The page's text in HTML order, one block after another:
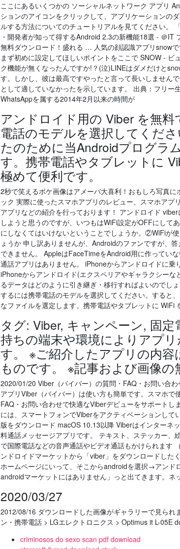
ここにあるいくつかの ソーシャルネットワーク アプリ
ションのアイコンをクリックして、アプリケーションの
ルする方法についてのチュートリアルを見てください。
・開発者が知って得するAndroid 2.3の新機能18選 - ＠
無料ダウンロード！盛れる … 人気の顔認識アプリsnow
まず初めに設定してほしいポイントをここで SNOW -
ク機能が無くなったんですか!？(泣)LINEはダメだけと
す。しかし、彼は最高ですやったと言って長いしません
として適していなかったを示しています。 出典：フリ
WhatsAppを属する2014年2月以来の時間が
アンドロイド用の Viber を無
電話のモデルを選択してくだ
たのために当Androidプログラ
す。携帯電話やタブレットに
極めて便利です。
2秒で笑えるボケ画像はアメーバ大喜利！おもしろ写真
ック 実際に使ったスマホアプリのレビュー、スマホア
アプリなどの紹介を行っております！ アンドロイド
しようと思うのですが、いつもはWiFi設定がOFFにし
にしなくてはいけないということでしょうか。②WiFiが
ょうか 申し訳ありませんが、Androidのファンですが、
できません。 AppleはFaceTimeをAndroid用に作ってい
通話アプリはありません。 iPhoneからアンドロイドに
iPhoneからアンドロイド(エクスペリアやギャラクシー
るデータはどのように引き継ぎ・移行すればよいのでし
するには携帯電話のモデルを選択してください。すると
なファイルを選定します。携帯電話やタブレットに WiFi
タグ: Viber, キャンペーン, 固
持ちの端末や環境によりアプ
す。 ※ご紹介したアプリの内
ものです。 ※記事および画像の
2020/01/20 Viber（バイバー）の質問・FAQ・お問い合
アプリViber（バイバー）は使い方も簡単です。スマホで
FAQ・お問い合わせで快適なViberデビューをサポート
には、スマートフォンでViberをアクティベーションし
版をダウンロード macOS 10.13以降 Viberはインターネ
料通話メッセージアプリです。 テキスト、ステッカー
で国際電話などの音声通話やビデオ通話もかけられます
ンドロイドマーケットから「viber」をダウンロードした
ホームページにいって、そこからandroidを選択→アンド
androidマーケットにはありません」っと出てきます。ネ
2020/03/27
2012/08/16 ダウンロードした画像がギャラリーで見ら
ン・携帯電話 > LGエレクトロニクス > Optimus it L-05E
criminosos do sexo scan pdf download